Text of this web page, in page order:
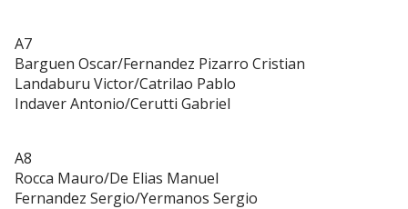
A7
Barguen Oscar/Fernandez Pizarro Cristian
Landaburu Victor/Catrilao Pablo
Indaver Antonio/Cerutti Gabriel
A8
Rocca Mauro/De Elias Manuel
Fernandez Sergio/Yermanos Sergio